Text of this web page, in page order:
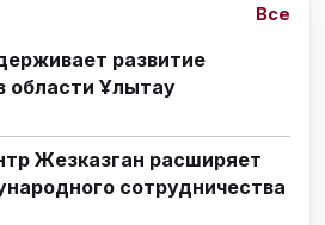
Все
развитие
области Ұлытау
Жезказган расширяет
сотрудничества